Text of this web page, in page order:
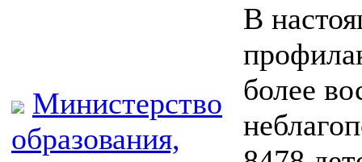
Министерство
образования,
В
более